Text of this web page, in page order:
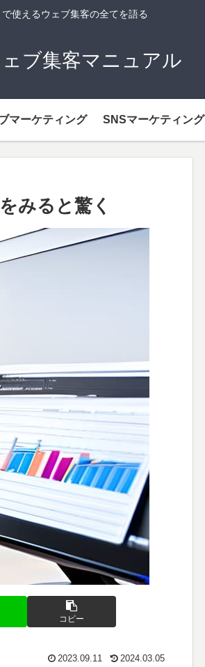
使えるウェブ集客の全てを語る
ブ集客マニュアル
マーケティング SNSマーケティング
みると驚く
コピー
2023.09.11 2024.03.05